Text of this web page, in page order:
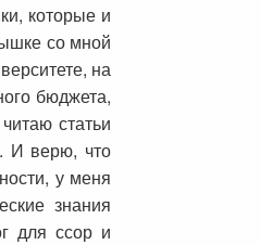
которые и
со мной
на
бюджета,
статьи
И верю, что
у меня
знания
для ссор и